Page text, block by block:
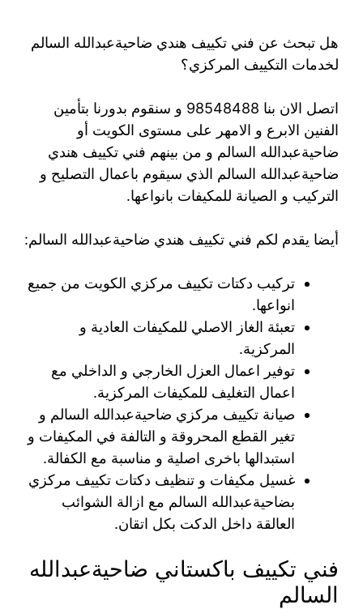
هل تبحث عن فني تكييف هندي ضاحيةعبدالله السالم
لخدمات التكييف المركزي؟
اتصل الان بنا 98548488 و سنقوم بدورنا بتأمين
الفنين الابرع و الامهر على مستوى الكويت أو
ضاحيةعبدالله السالم و من بينهم فني تكييف هندي
ضاحيةعبدالله السالم الذي سيقوم باعمال التصليح و
التركيب و الصيانة للمكيفات بانواعها.
أيضا يقدم لكم فني تكييف هندي ضاحيةعبدالله السالم:
تركيب دكتات تكييف مركزي الكويت من جميع
انواعها.
تعبئة الغاز الاصلي للمكيفات العادية و
المركزية.
توفير اعمال العزل الخارجي و الداخلي مع
اعمال التغليف للمكيفات المركزية.
صيانة تكييف مركزي ضاحيةعبدالله السالم و
تغير القطع المحروقة و التالفة في المكيفات و
استبدالها باخرى اصلية و مناسبة مع الكفالة.
غسيل مكيفات و تنظيف دكتات تكييف مركزي
بضاحيةعبدالله السالم مع ازالة الشوائب
العالقة داخل الدكت بكل اتقان.
فني تكييف باكستاني ضاحيةعبدالله
السالم